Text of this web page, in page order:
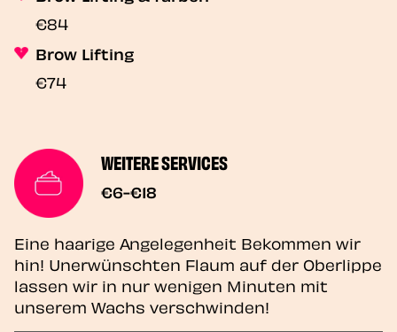
€84
Brow Lifting
€74
WEITERE SERVICES
€6-€18
Eine haarige Angelegenheit Bekommen wir
hin! Unerwünschten Flaum auf der Oberlippe
lassen wir in nur wenigen Minuten mit
unserem Wachs verschwinden!